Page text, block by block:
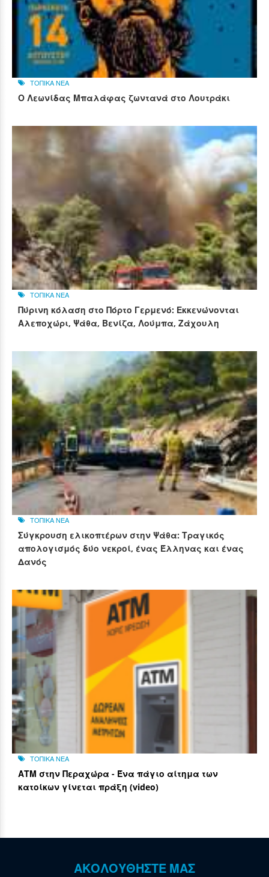
ΤΟΠΙΚΑ ΝΕΑ
Ο Λεωνίδας Μπαλάφας ζωντανά στο Λουτράκι
ΤΟΠΙΚΑ ΝΕΑ
Πύρινη κόλαση στο Πόρτο Γερμενό: Εκκενώνονται
Αλεποχώρι, Ψάθα, Βενίζα, Λούμπα, Ζάχουλη
ΤΟΠΙΚΑ ΝΕΑ
Σύγκρουση ελικοπτέρων στην Ψάθα: Τραγικός
απολογισμός δύο νεκροί, ένας Έλληνας και ένας
Δανός
ΤΟΠΙΚΑ ΝΕΑ
ΑΤΜ στην Περαχώρα - Ένα πάγιο αίτημα των
κατοίκων γίνεται πράξη (video)
ΑΚΟΛΟΥΘΗΣΤΕ ΜΑΣ